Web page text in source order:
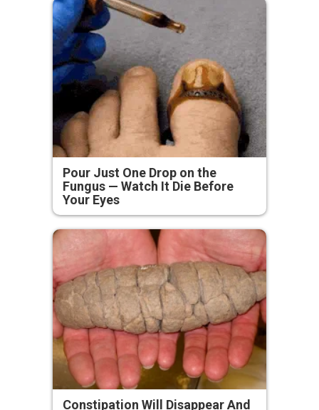
Pour Just One Drop on the
Fungus — Watch It Die Before
Your Eyes
Constipation Will Disappear And